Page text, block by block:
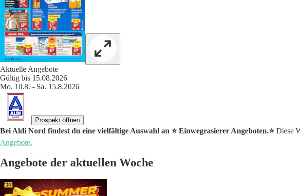
Aktuelle Angebote
Gültig bis 15.08.2026
Mo. 10.8. - Sa. 15.8.2026
Prospekt öffnen
Bei Aldi Nord findest du eine vielfältige Auswahl an ⭐️ Einwegrasierer Angeboten.⭐️Diese
Angebote.
Angebote der aktuellen Woche